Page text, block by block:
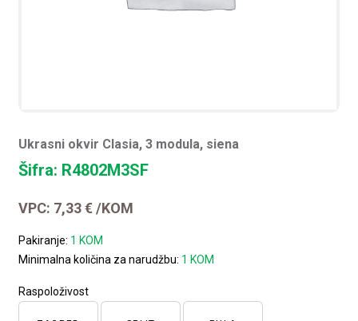
Ukrasni okvir Clasia, 3 modula, siena
Šifra: R4802M3SF
VPC: 7,33€ /KOM
Pakiranje: 1 KOM
Minimalna količina za narudžbu: 1 KOM
Raspoloživost